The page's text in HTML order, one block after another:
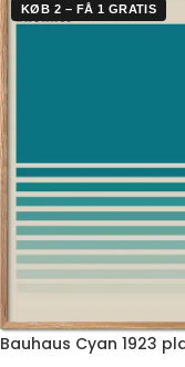
KØB 2 – FÅ 1 GRATIS
Bauhaus Cyan 1923